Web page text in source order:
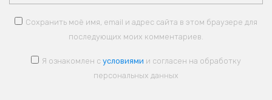
Сохранить моё имя, email и адрес сайта в этом браузере для
последующих моих комментариев.
Я ознакомлен с условиями и согласен на обработку
персональных данных